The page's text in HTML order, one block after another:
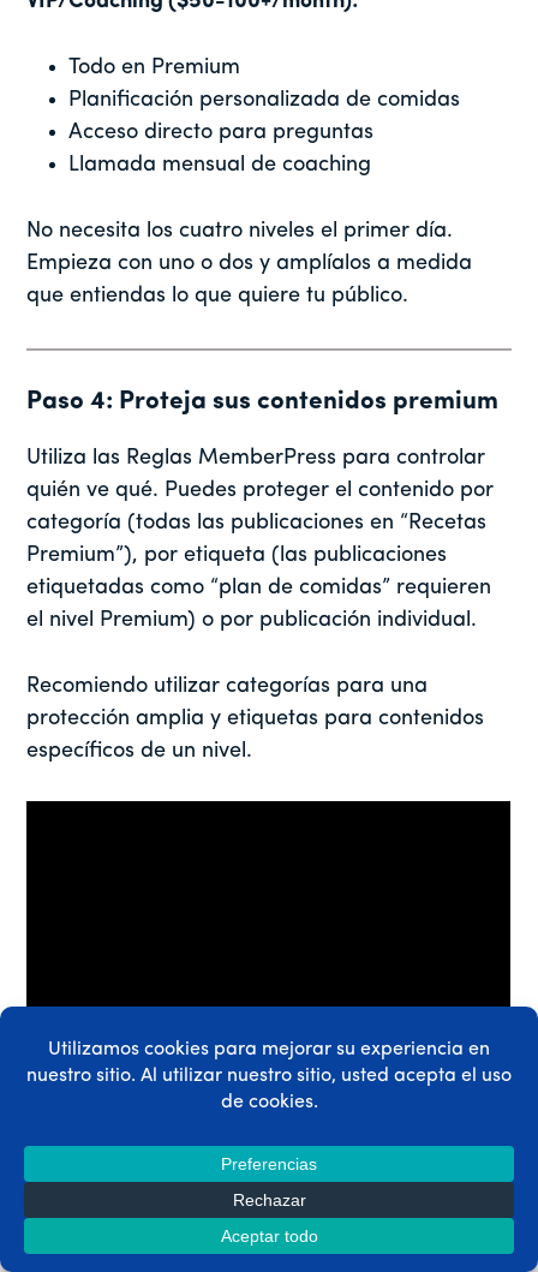
Todo en Premium
Planificación personalizada de comidas
Acceso directo para preguntas
Llamada mensual de coaching
No necesita los cuatro niveles el primer día.
Empieza con uno o dos y amplíalos a medida
que entiendas lo que quiere tu público.
Paso 4: Proteja sus contenidos premium
Utiliza las Reglas MemberPress para controlar
quién ve qué. Puedes proteger el contenido por
categoría (todas las publicaciones en “Recetas
Premium”), por etiqueta (las publicaciones
etiquetadas como “plan de comidas” requieren
el nivel Premium) o por publicación individual.
Recomiendo utilizar categorías para una
protección amplia y etiquetas para contenidos
específicos de un nivel.
VER >> CÓMO PROTEGER EL CONTENIDO DE SU SITIO CON
Paso 5: Configure el contenido de su
receta